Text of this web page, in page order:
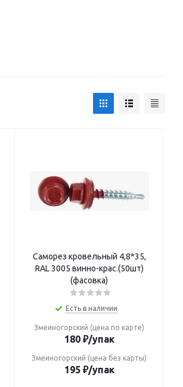
Саморез кровельный 4,8*35,
RAL 3005 винно-крас.(50шт)
(фасовка)
Есть в наличии
Змеиногорский (цена по карте)
180₽/упак
Змеиногорский (цена без карты)
195₽/упак